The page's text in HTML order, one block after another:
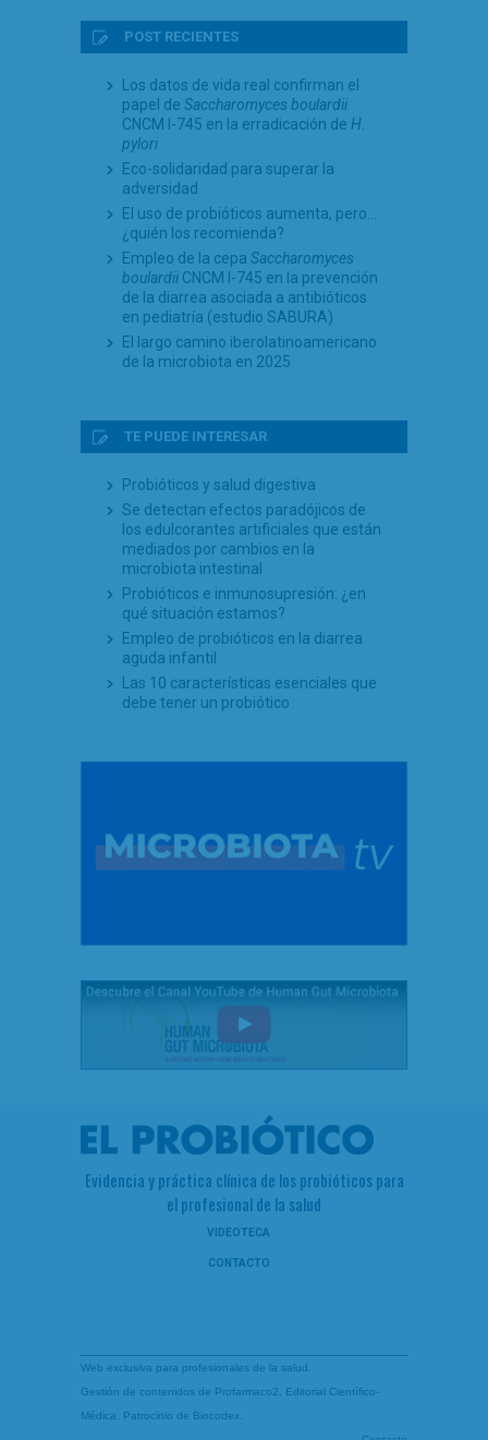
POST RECIENTES
Los datos de vida real confirman el
papel de Saccharomyces boulardii
CNCM I-745 en la erradicación de H.
pylori
Eco-solidaridad para superar la
adversidad
El uso de probióticos aumenta, pero…
¿quién los recomienda?
Empleo de la cepa Saccharomyces
boulardii CNCM I-745 en la prevención
de la diarrea asociada a antibióticos
en pediatría (estudio SABURA)
El largo camino iberolatinoamericano
de la microbiota en 2025
TE PUEDE INTERESAR
Probióticos y salud digestiva
Se detectan efectos paradójicos de
los edulcorantes artificiales que están
mediados por cambios en la
microbiota intestinal
Probióticos e inmunosupresión: ¿en
qué situación estamos?
Empleo de probióticos en la diarrea
aguda infantil
Las 10 características esenciales que
debe tener un probiótico
Evidencia y práctica clínica de los probióticos para
el profesional de la salud
VIDEOTECA
CONTACTO
Web exclusiva para profesionales de la salud.
Gestión de contenidos de Profarmaco2 , Editorial Científico-
Médica. Patrocinio de Biocodex